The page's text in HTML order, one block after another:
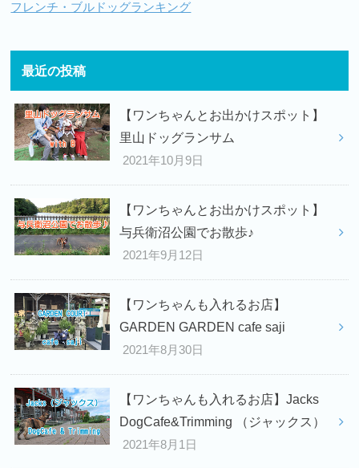
フレンチ・ブルドッグランキング
最近の投稿
【ワンちゃんとお出かけスポット】
里山ドッグランサム
2021年10月9日
【ワンちゃんとお出かけスポット】
与兵衛沼公園でお散歩♪
2021年9月12日
【ワンちゃんも入れるお店】
GARDEN GARDEN cafe saji
2021年8月30日
【ワンちゃんも入れるお店】Jacks
DogCafe&Trimming （ジャックス）
2021年8月1日